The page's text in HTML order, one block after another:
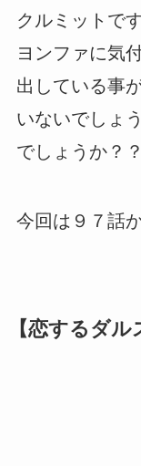
クルミットで
ヨンファに気
出している事
いないでしょ
でしょうか？？
今回は９７話
【恋するダ